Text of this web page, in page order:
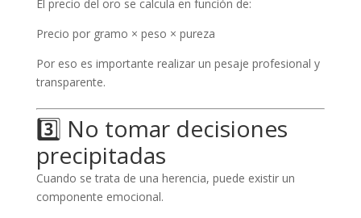
El precio del oro se calcula en función de:
Precio por gramo × peso × pureza
Por eso es importante realizar un pesaje profesional y
transparente.
3️⃣ No tomar decisiones
precipitadas
Cuando se trata de una herencia, puede existir un
componente emocional.